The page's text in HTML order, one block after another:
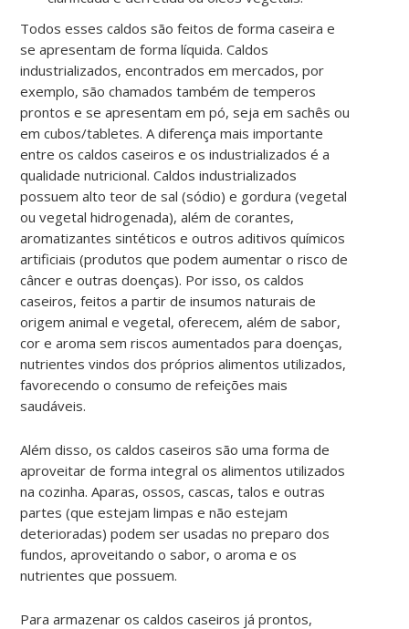
Todos esses caldos são feitos de forma caseira e
se apresentam de forma líquida. Caldos
industrializados, encontrados em mercados, por
exemplo, são chamados também de temperos
prontos e se apresentam em pó, seja em sachês ou
em cubos/tabletes. A diferença mais importante
entre os caldos caseiros e os industrializados é a
qualidade nutricional. Caldos industrializados
possuem alto teor de sal (sódio) e gordura (vegetal
ou vegetal hidrogenada), além de corantes,
aromatizantes sintéticos e outros aditivos químicos
artificiais (produtos que podem aumentar o risco de
câncer e outras doenças). Por isso, os caldos
caseiros, feitos a partir de insumos naturais de
origem animal e vegetal, oferecem, além de sabor,
cor e aroma sem riscos aumentados para doenças,
nutrientes vindos dos próprios alimentos utilizados,
favorecendo o consumo de refeições mais
saudáveis.
Além disso, os caldos caseiros são uma forma de
aproveitar de forma integral os alimentos utilizados
na cozinha. Aparas, ossos, cascas, talos e outras
partes (que estejam limpas e não estejam
deterioradas) podem ser usadas no preparo dos
fundos, aproveitando o sabor, o aroma e os
nutrientes que possuem.
Para armazenar os caldos caseiros já prontos,